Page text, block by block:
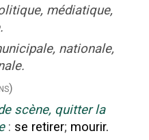
médiatique,
nationale,
scène, quitter la
: se retirer; mourir.